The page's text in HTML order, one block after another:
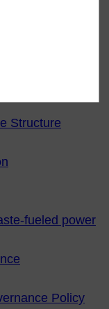
Structure
fueled power
Policy